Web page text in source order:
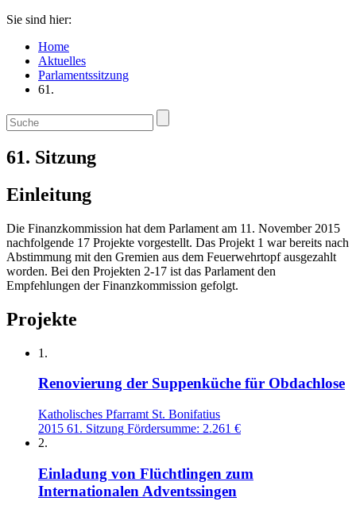
Sie sind hier:
Home
Aktuelles
Parlamentssitzung
61.
61. Sitzung
Einleitung
Die Finanzkommission hat dem Parlament am 11. November 2015
nachfolgende 17 Projekte vorgestellt. Das Projekt 1 war bereits nach
Abstimmung mit den Gremien aus dem Feuerwehrtopf ausgezahlt
worden. Bei den Projekten 2-17 ist das Parlament den
Empfehlungen der Finanzkommission gefolgt.
Projekte
1.
Renovierung der Suppenküche für Obdachlose
Katholisches Pfarramt St. Bonifatius
2015 61. Sitzung Fördersumme: 2.261 €
2.
Einladung von Flüchtlingen zum
Internationalen Adventssingen